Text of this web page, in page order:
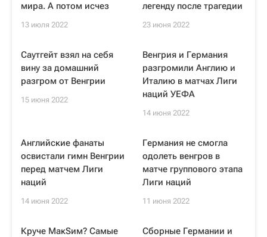
мира. А потом исчез
13 июля 2022
легенду после трагедии
23 июня 2022
Саутгейт взял на себя
вину за домашний
разгром от Венгрии
15 июня 2022
Венгрия и Германия
разгромили Англию и
Италию в матчах Лиги
наций УЕФА
14 июня 2022
Английские фанаты
освистали гимн Венгрии
перед матчем Лиги
наций
14 июня 2022
Германия не смогла
одолеть венгров в
матче группового этапа
Лиги наций
11 июня 2022
Круче МакSим? Самые
Сборные Германии и